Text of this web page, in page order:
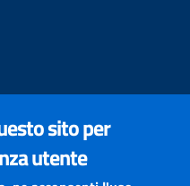
sito per
utente